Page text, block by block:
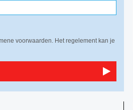
voorwaarden. Het regelement kan je